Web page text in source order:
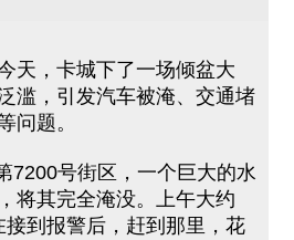
天，卡城下了一场倾盆大
滥，引发汽车被淹、交通堵
问题。
7200号街区，一个巨大的水
将其完全淹没。上午大约
到报警后，赶到那里，花